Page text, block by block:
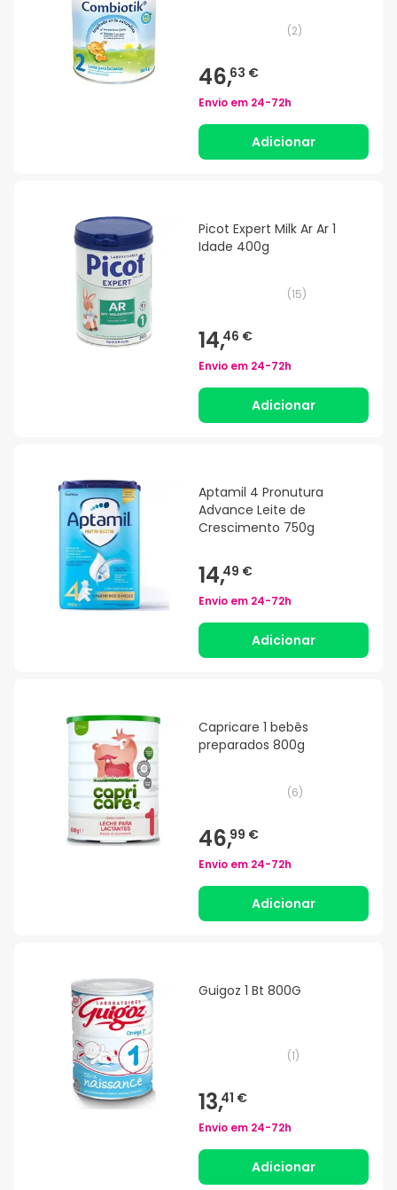
(2)
46,63 €
Envio em 24-72h
Adicionar
Picot Expert Milk Ar Ar 1
Idade 400g
(15)
14,46 €
Envio em 24-72h
Adicionar
Aptamil 4 Pronutura
Advance Leite de
Crescimento 750g
14,49 €
Envio em 24-72h
Adicionar
Capricare 1 bebês
preparados 800g
(6)
46,99 €
Envio em 24-72h
Adicionar
Guigoz 1 Bt 800G
(1)
13,41 €
Envio em 24-72h
Adicionar